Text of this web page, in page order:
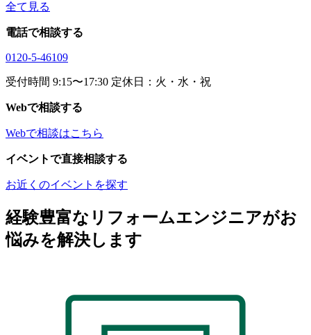
全て見る
電話で相談する
0120-5-46109
受付時間 9:15〜17:30 定休日：火・水・祝
Webで相談する
Webで相談はこちら
イベントで直接相談する
お近くのイベントを探す
経験豊富なリフォームエンジニアがお
悩みを解決します